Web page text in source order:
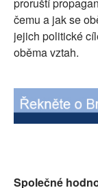
čemu a jak se
jejich politické
oběma vztah.
Společné